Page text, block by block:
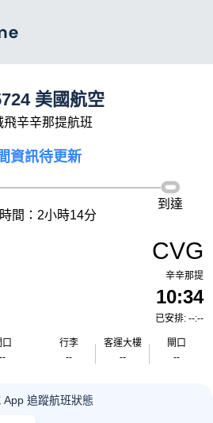
美國航空
飛辛辛那提航班
資訊待更新
口
--
間：2小時14分
到達
CVG
辛辛那提
10:34
已安排: --:--
行李
--
客運大樓
--
閘口
--
App 追蹤航班狀態